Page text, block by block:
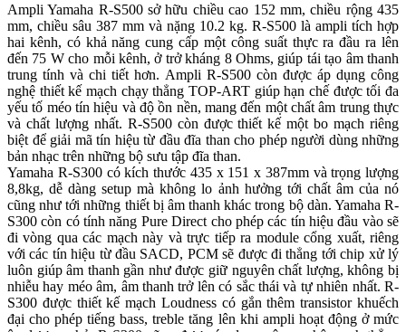
Ampli Yamaha R-S500 sở hữu chiều cao 152 mm, chiều rộng 435
mm, chiều sâu 387 mm và nặng 10.2 kg. R-S500 là ampli tích hợp
hai kênh, có khả năng cung cấp một công suất thực ra đầu ra lên
đến 75 W cho mỗi kênh, ở trở kháng 8 Ohms, giúp tái tạo âm thanh
trung tính và chi tiết hơn. Ampli R-S500 còn được áp dụng công
nghệ thiết kế mạch chạy thẳng TOP-ART giúp hạn chế được tối đa
yếu tố méo tín hiệu và độ ồn nền, mang đến một chất âm trung thực
và chất lượng nhất. R-S500 còn được thiết kế một bo mạch riêng
biệt để giải mã tín hiệu từ đầu đĩa than cho phép người dùng những
bản nhạc trên những bộ sưu tập đĩa than.
Yamaha R-S300 có kích thước 435 x 151 x 387mm và trọng lượng
8,8kg, dễ dàng setup mà không lo ảnh hưởng tới chất âm của nó
cũng như tới những thiết bị âm thanh khác trong bộ dàn. Yamaha R-
S300 còn có tính năng Pure Direct cho phép các tín hiệu đầu vào sẽ
đi vòng qua các mạch này và trực tiếp ra module cổng xuất, riêng
với các tín hiệu từ đầu SACD, PCM sẽ được đi thẳng tới chip xử lý
luôn giúp âm thanh gần như được giữ nguyên chất lượng, không bị
nhiễu hay méo âm, âm thanh trở lên có sắc thái và tự nhiên nhất. R-
S300 được thiết kế mạch Loudness có gắn thêm transistor khuếch
đại cho phép tiếng bass, treble tăng lên khi ampli hoạt động ở mức